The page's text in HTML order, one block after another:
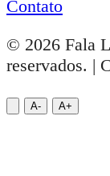
Contato
© 2026 Fala
reservados. |
A- A+